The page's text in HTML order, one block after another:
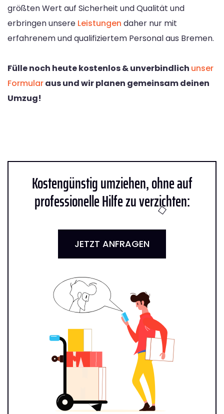
größten Wert auf Sicherheit und Qualität und
erbringen unsere Leistungen daher nur mit
erfahrenem und qualifiziertem Personal aus Bremen.
Fülle noch heute kostenlos & unverbindlich unser
Formularaus und wir planen gemeinsam deinen
Umzug!
Kostengünstig umziehen, ohne auf
professionelle Hilfe zu verzichten:
JETZT ANFRAGEN